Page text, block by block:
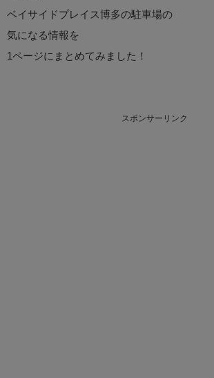
ベイサイドプレイス博多の駐車場の
気になる情報を
1ページにまとめてみました！
スポンサーリンク